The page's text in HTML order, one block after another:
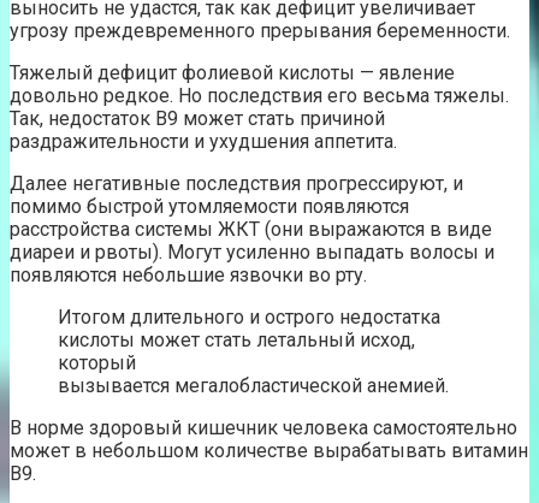
выносить не удастся, так как дефицит увеличивает
угрозу преждевременного прерывания беременности.
Тяжелый дефицит фолиевой кислоты — явление
довольно редкое. Но последствия его весьма тяжелы.
Так, недостаток В9 может стать причиной
раздражительности и ухудшения аппетита.
Далее негативные последствия прогрессируют, и
помимо быстрой утомляемости появляются
расстройства системы ЖКТ (они выражаются в виде
диареи и рвоты). Могут усиленно выпадать волосы и
появляются небольшие язвочки во рту.
Итогом длительного и острого недостатка
кислоты может стать летальный исход,
который
вызывается мегалобластической анемией.
В норме здоровый кишечник человека самостоятельно
может в небольшом количестве вырабатывать витамин
В9.